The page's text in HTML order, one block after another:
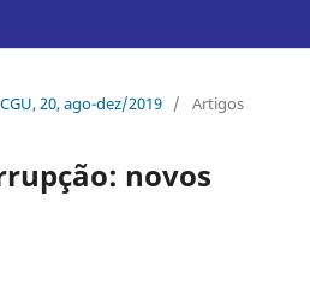
20, ago-dez/2019 / Artigos
novos